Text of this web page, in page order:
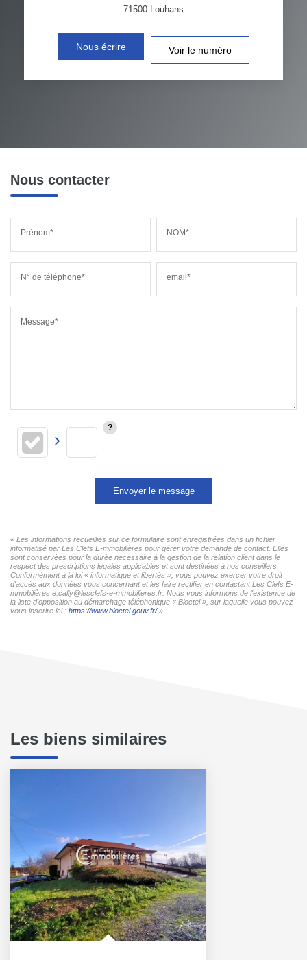
71500 Louhans
Nous écrire Voir le numéro
Nous contacter
Prénom* NOM*
N° de téléphone* email*
Message*
Envoyer le message
« Les informations recueillies sur ce formulaire sont enregistrées dans un fichier
informatisé par Les Clefs E-mmobilières pour gérer votre demande de contact. Elles
sont conservées pour la durée nécessaire à la gestion de la relation client dans le
respect des prescriptions légales applicables et sont destinées à nos conseillers
Conformément à la loi « informatique et libertés », vous pouvez exercer votre droit
d'accès aux données vous concernant et les faire rectifier en contactant Les Clefs E-
mmobilières e.cally@lesclefs-e-mmobilieres.fr. Nous vous informons de l'existence de
la liste d'opposition au démarchage téléphonique « Bloctel », sur laquelle vous pouvez
vous inscrire ici : https://www.bloctel.gouv.fr/»
Les biens similaires